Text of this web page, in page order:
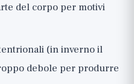
del corpo per motivi
(in inverno il
debole per produrre